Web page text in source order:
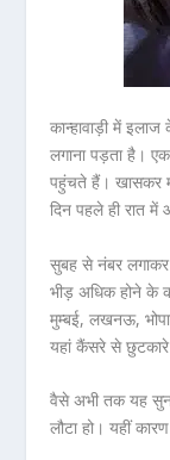
कान्हावाड़ी में
लगाना पड़ता है।
पहुंचते हैं। खासकर
दिन पहले ही रात
सुबह से नंबर लगाकर
भीड़ अधिक होने के
मुम्बई, लखनऊ,
यहां कैंसरे से
वैसे अभी तक यह
लौटा हो। यहीं